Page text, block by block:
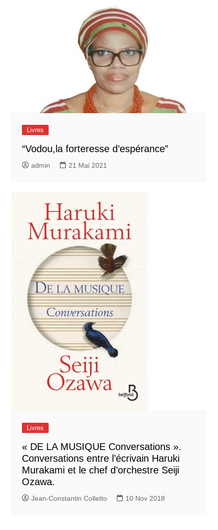
Livres
“Vodou,la forteresse d’espérance”
admin 21 Mai 2021
Livres
« DE LA MUSIQUE Conversations ».
Conversations entre l’écrivain Haruki
Murakami et le chef d’orchestre Seiji
Ozawa.
Jean-Constantin Colletto 10 Nov 2018